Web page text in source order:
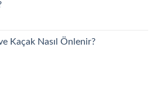
Kaçak Nasıl Önlenir?